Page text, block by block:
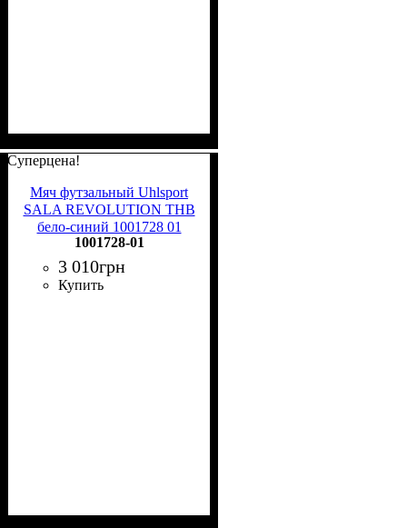
Суперцена!
Мяч футзальный Uhlsport
SALA REVOLUTION THB
бело-синий 1001728 01
Размер 4
1001728-01
3 010грн
Купить